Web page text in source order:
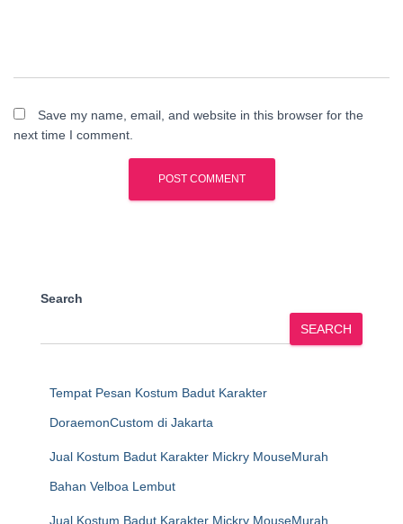
Save my name, email, and website in this browser for the
next time I comment.
Search
SEARCH
Tempat Pesan Kostum Badut Karakter
DoraemonCustom di Jakarta
Jual Kostum Badut Karakter Mickry MouseMurah
Bahan Velboa Lembut
Jual Kostum Badut Karakter Mickry MouseMurah